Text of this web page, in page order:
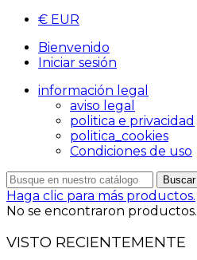
€ EUR
Bienvenido
Iniciar sesión
información legal
aviso legal
politica e privacidad
politica_cookies
Condiciones de uso
Buscar
Haga clic para más productos.
No se encontraron productos.
VISTO RECIENTEMENTE